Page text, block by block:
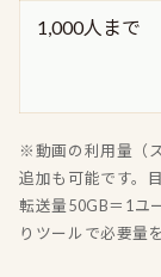
1,000人まで
※動画の利用量（
追加も可能です。
転送量50GB＝1ユ
りツールで必要量